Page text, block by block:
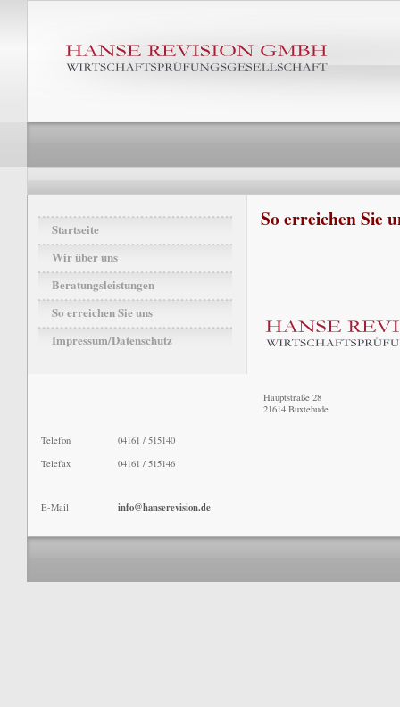
Startseite
Wir über uns
Beratungsleistungen
So erreichen Sie uns
Impressum/Datenschutz
So erreichen Sie
Hauptstraße 28
21614 Buxtehude
Telefon
04161 / 515140
Telefax
04161 / 515146
E-Mail info@hanserevision.de